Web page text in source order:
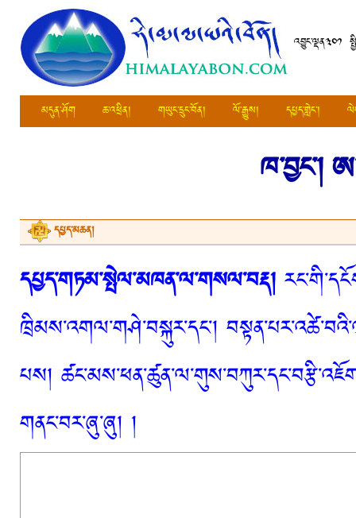
འབྱུང་ལྡན༣༠༡
མདུན་ཤོག ཆ་འཕྲིན། གཡུང་དྲུང་བོན། ལོ་རྒྱུས། དཔྱད་གླེང་།
ཁ་བྱང་།
དཔྱད་མཆན།
དཔྱད་གཏམ་སྤེལ་མཁན་ལ་གསལ་བརྡ།
ཁྲིམས་འགལ་གཤེ་བསྐུར་དང་།
པས།
གནང་བར་ཞུ་ཞུ། །